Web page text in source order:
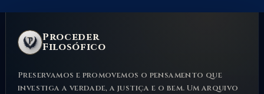
Proceder
Filosófico
Preservamos e promovemos o pensamento que
investiga a verdade, a justiça e o bem. Um arquivo